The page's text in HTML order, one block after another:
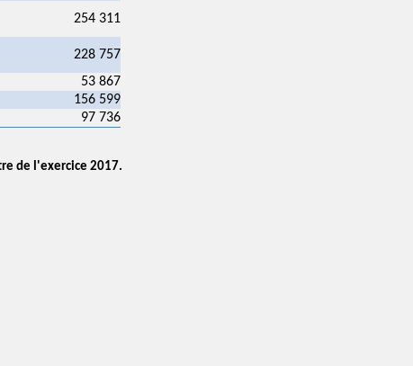
254 311
228 757
53 867
156 599
97 736
de l'exercice 2017.